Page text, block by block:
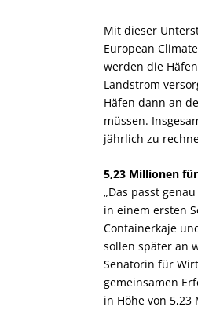
Mit dieser
European
werden die
Landstrom
Häfen dann an
müssen.
jährlich zu
5,23 Millionen
„Das passt
in einem ersten
Containerkaje
sollen später an
Senatorin für
gemeinsamen
in Höhe von